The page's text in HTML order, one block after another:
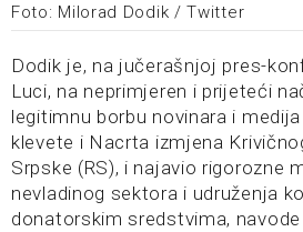
Foto: Milorad Dodik / Twitter
Dodik je, na jučerašnjoj pres-
Luci, na neprimjeren i prijeteći
legitimnu borbu novinara i
klevete i Nacrta izmjena
Srpske (RS), i najavio rigorozne
nevladinog sektora i udruženja
donatorskim sredstvima,